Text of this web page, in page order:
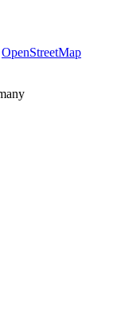
OpenStreetMap